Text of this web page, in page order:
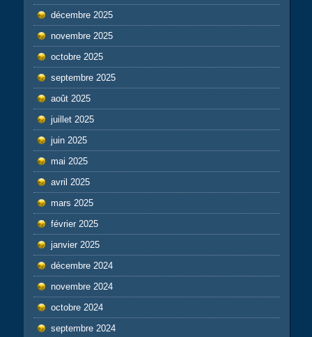
décembre 2025
novembre 2025
octobre 2025
septembre 2025
août 2025
juillet 2025
juin 2025
mai 2025
avril 2025
mars 2025
février 2025
janvier 2025
décembre 2024
novembre 2024
octobre 2024
septembre 2024